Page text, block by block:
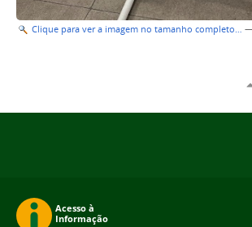
Clique para ver a imagem no tamanho completo…